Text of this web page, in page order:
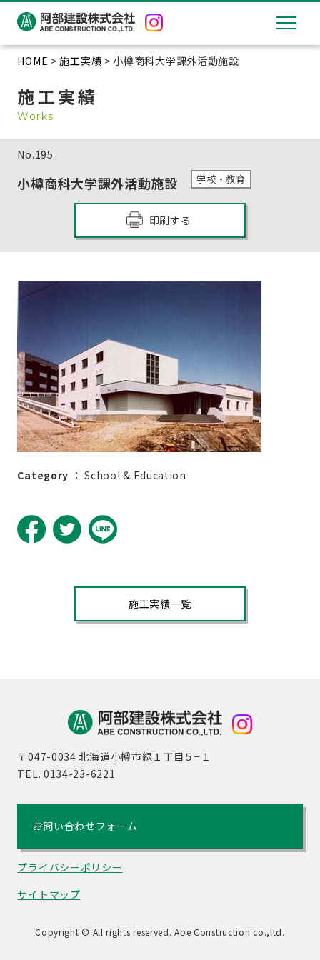
HOME >施工実績 > 小樽商科大学課外活動施設
施工実績
Works
No.195
小樽商科大学課外活動施設 学校・教育
印刷する
Category ：School & Education
施工実績一覧
〒047-0034 北海道小樽市緑１丁目５−１
TEL. 0134-23-6221
お問い合わせフォーム
プライバシーポリシー
サイトマップ
Copyright © All rights reserved. Abe Construction co.,ltd.